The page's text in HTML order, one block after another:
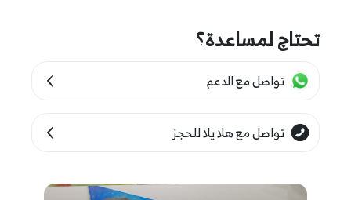
تحتاج لمساعدة؟
تواصل مع الدعم
تواصل مع هلا يلا للحجز